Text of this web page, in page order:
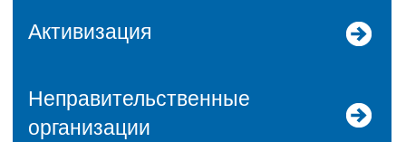
Активизация
Неправительственные
организации